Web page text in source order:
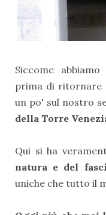
Siccome
prima di ritornare
un po' sul nostro
della Torre
Qui si ha
natura e del
uniche che tutto il